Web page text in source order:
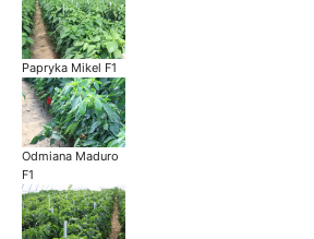
Papryka Mikel F1
Odmiana Maduro
F1